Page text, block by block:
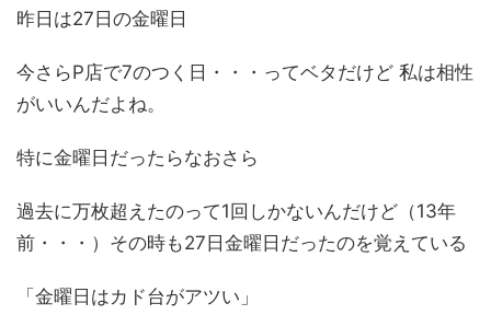
昨日は27日の金曜日
今さらP店で7のつく日・・・ってベタだけど 私は相性
がいいんだよね。
特に金曜日だったらなおさら
過去に万枚超えたのって1回しかないんだけど（13年
前・・・）その時も27日金曜日だったのを覚えている
「金曜日はカド台がアツい」